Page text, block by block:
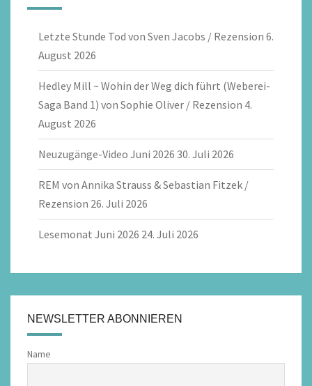
Letzte Stunde Tod von Sven Jacobs / Rezension 6.
August 2026
Hedley Mill ~ Wohin der Weg dich führt (Weberei-
Saga Band 1) von Sophie Oliver / Rezension 4.
August 2026
Neuzugänge-Video Juni 2026 30. Juli 2026
REM von Annika Strauss & Sebastian Fitzek /
Rezension 26. Juli 2026
Lesemonat Juni 2026 24. Juli 2026
NEWSLETTER ABONNIEREN
Name